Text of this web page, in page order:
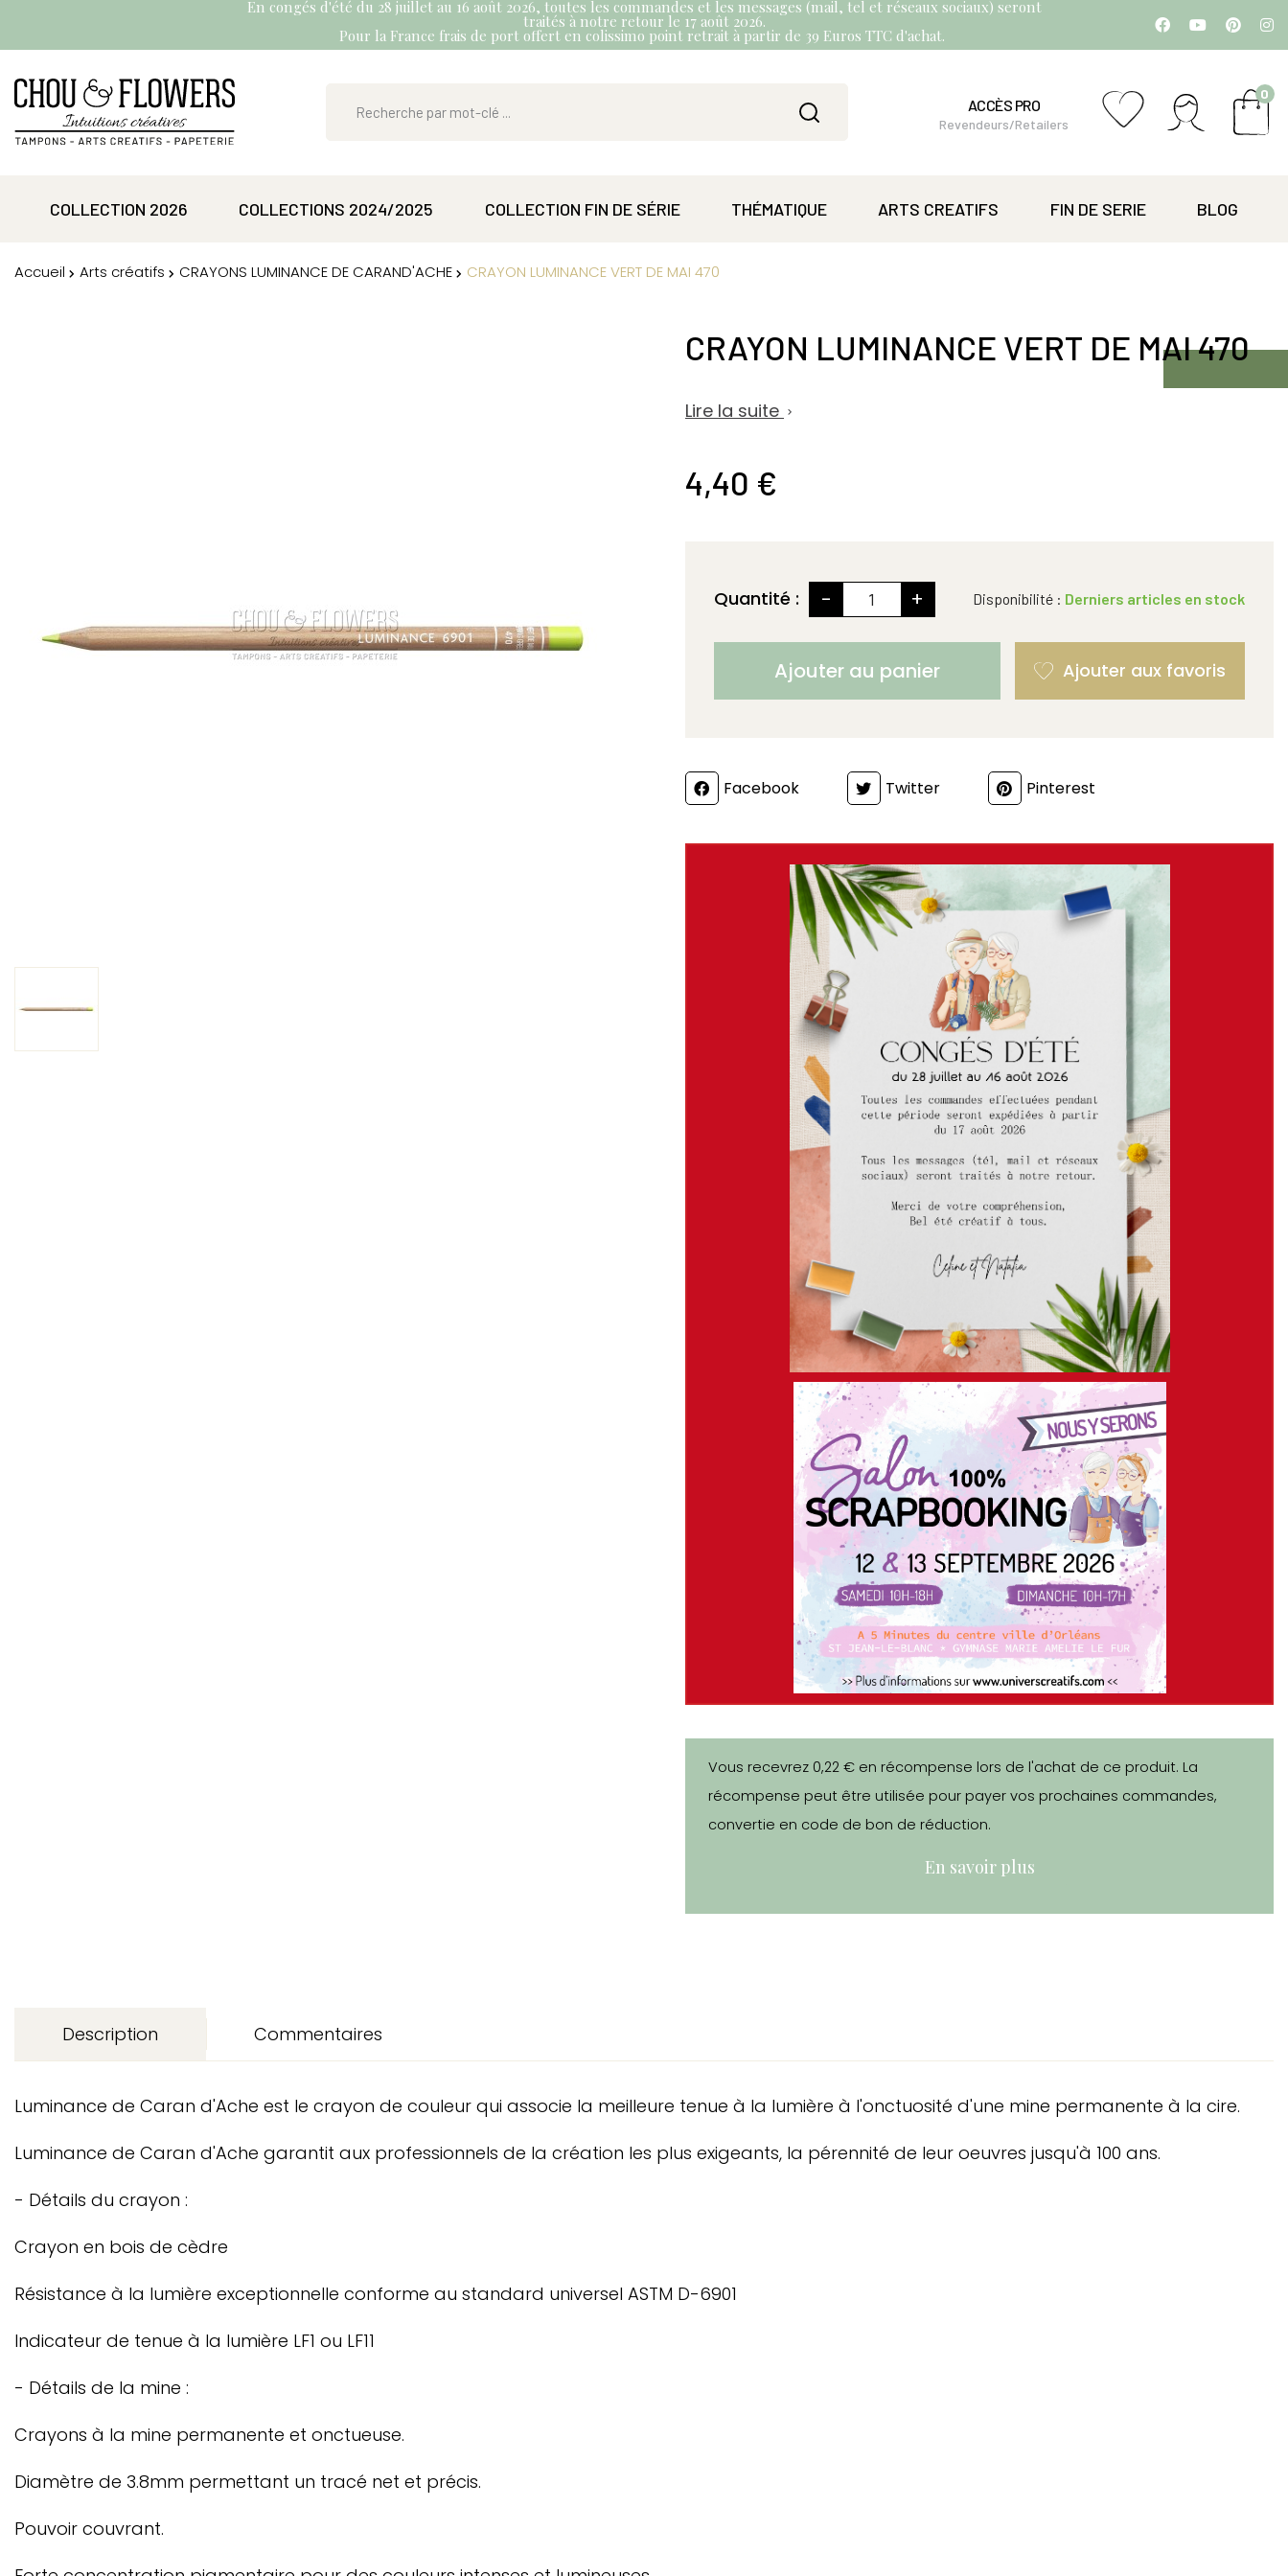
En congés d'été du 28 juillet au 16 août 2026, toutes les commandes et les messages (mail, tel et réseaux sociaux) seront
traités à notre retour le 17 août 2026.
Pour la France frais de port offert en colissimo point retrait à partir de 39 Euros TTC d'achat.
ACCÈS PRO
Revendeurs/Retailers
0
COLLECTION 2026 COLLECTIONS 2024/2025 COLLECTION FIN DE SÉRIE THÉMATIQUE ARTS CREATIFS FIN DE SERIE BLOG
Accueil Arts créatifs CRAYONS LUMINANCE DE CARAND'ACHE CRAYON LUMINANCE VERT DE MAI 470
CRAYON LUMINANCE VERT DE MAI 470
Lire la suite 
4,40 €
Quantité : - + Disponibilité : Derniers articles en stock
Ajouter au panier
PartagerFacebook Twitter Pinterest
Vous recevrez 0,22 € en récompense lors de l'achat de ce produit. La
récompense peut être utilisée pour payer vos prochaines commandes,
convertie en code de bon de réduction.
En savoir plus
Description
Luminance de Caran d'Ache est le crayon de couleur qui associe la meilleure tenue à la lumière à l'onctuosité d'une mine permanente à la cire.
Luminance de Caran d'Ache garantit aux professionnels de la création les plus exigeants, la pérennité de leur oeuvres jusqu'à 100 ans.
- Détails du crayon :
Crayon en bois de cèdre
Résistance à la lumière exceptionnelle conforme au standard universel ASTM D-6901
Indicateur de tenue à la lumière LF1 ou LF11
- Détails de la mine :
Crayons à la mine permanente et onctueuse.
Diamètre de 3.8mm permettant un tracé net et précis.
Pouvoir couvrant.
Commentaires